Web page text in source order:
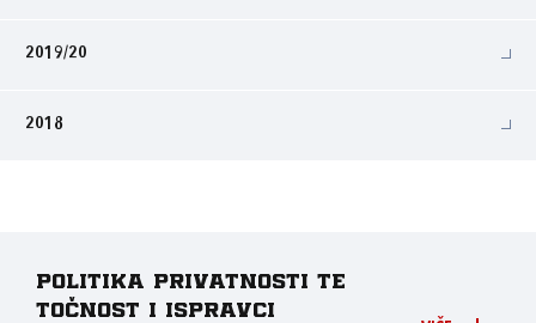
2019/20
2018
Politika privatnosti te
točnost i ispravci